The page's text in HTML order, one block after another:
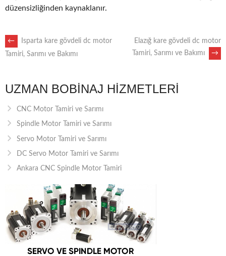
düzensizliğinden kaynaklanır.
POST
←
Isparta kare gövdeli dc motor
Tamiri, Sarımı ve Bakımı
Elazığ kare gövdeli dc motor
Tamiri, Sarımı ve Bakımı
→
UZMAN BOBINAJ HIZMETLERI
CNC Motor Tamiri ve Sarımı
Spindle Motor Tamiri ve Sarımı
Servo Motor Tamiri ve Sarımı
DC Servo Motor Tamiri ve Sarımı
Ankara CNC Spindle Motor Tamiri